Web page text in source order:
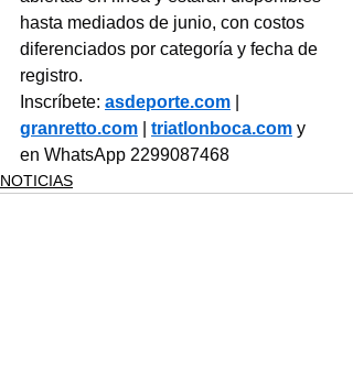
hasta mediados de junio, con costos
diferenciados por categoría y fecha de
registro.
Inscríbete: asdeporte.com
granretto.com
triatlonboca.com y
en WhatsApp 2299087468
NOTICIAS